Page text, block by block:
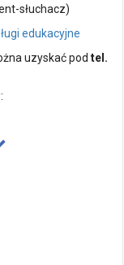
słuchacz)
edukacyjne
uzyskać pod tel.